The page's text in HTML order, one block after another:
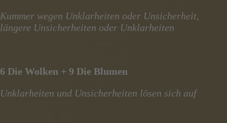
Kummer wegen Unklarheiten oder Unsicherheit,
längere Unsicherheiten oder Unklarheiten
6 Die Wolken + 9 Die Blumen
Unklarheiten und Unsicherheiten lösen sich auf